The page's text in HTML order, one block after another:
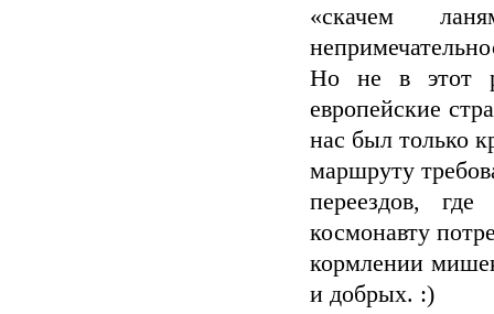
«скачем
Но не в этот
европейские
нас был только
маршруту
переездов,
космонавту
кормлении
и добрых. :)